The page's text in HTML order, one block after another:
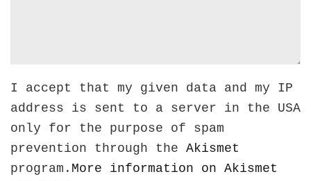
I accept that my given data and my IP
address is sent to a server in the USA
only for the purpose of spam
prevention through the Akismet
program. More information on Akismet